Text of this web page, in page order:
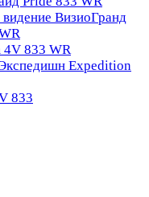
ВизиоГранд
833 WR
Expedition
833